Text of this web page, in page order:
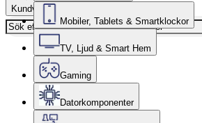
Kundvagn
Mobiler, Tablets & Smartklockor
TV, Ljud & Smart Hem
Gaming
Datorkomponenter